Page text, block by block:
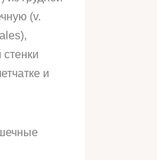
(v.
и